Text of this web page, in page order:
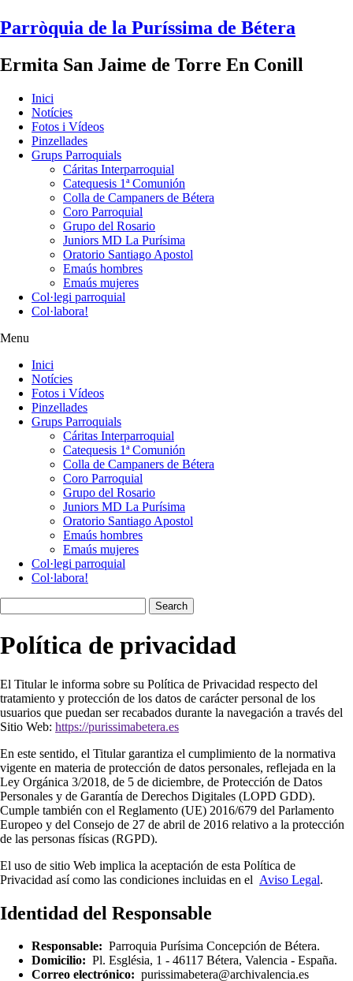
Parròquia de la Puríssima de Bétera
Ermita San Jaime de Torre En Conill
Inici
Notícies
Fotos i Vídeos
Pinzellades
Grups Parroquials
Cáritas Interparroquial
Catequesis 1ª Comunión
Colla de Campaners de Bétera
Coro Parroquial
Grupo del Rosario
Juniors MD La Purísima
Oratorio Santiago Apostol
Emaús hombres
Emaús mujeres
Col·legi parroquial
Col·labora!
Menu
Inici
Notícies
Fotos i Vídeos
Pinzellades
Grups Parroquials
Cáritas Interparroquial
Catequesis 1ª Comunión
Colla de Campaners de Bétera
Coro Parroquial
Grupo del Rosario
Juniors MD La Purísima
Oratorio Santiago Apostol
Emaús hombres
Emaús mujeres
Col·legi parroquial
Col·labora!
Search
Política de privacidad
El Titular le informa sobre su Política de Privacidad respecto del
tratamiento y protección de los datos de carácter personal de los
usuarios que puedan ser recabados durante la navegación a través del
Sitio Web: https://purissimabetera.es
En este sentido, el Titular garantiza el cumplimiento de la normativa
vigente en materia de protección de datos personales, reflejada en la
Ley Orgánica 3/2018, de 5 de diciembre, de Protección de Datos
Personales y de Garantía de Derechos Digitales (LOPD GDD).
Cumple también con el Reglamento (UE) 2016/679 del Parlamento
Europeo y del Consejo de 27 de abril de 2016 relativo a la protección
de las personas físicas (RGPD).
El uso de sitio Web implica la aceptación de esta Política de
Privacidad así como las condiciones incluidas en el Aviso Legal.
Identidad del Responsable
Responsable: Parroquia Purísima Concepción de Bétera.
Domicilio: Pl. Església, 1 - 46117 Bétera, Valencia - España.
Correo electrónico: purissimabetera@archivalencia.es